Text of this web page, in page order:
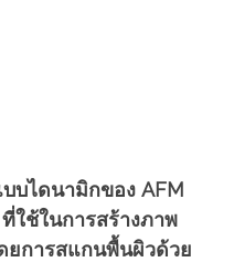
บไดนามิกของ AFM
ใช้ในการสร้างภาพ
ยการสแกนพื้นผิวด้วย